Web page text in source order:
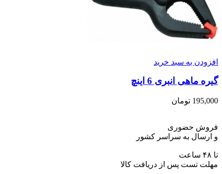
افزودن به سبد خرید
گیره ماهی انبری 6 اینچ
195,000 تومان
فروش حضوری
و ارسال به سراسر کشور
تا ۴۸ ساعت
مهلت تست پس از دریافت کالا